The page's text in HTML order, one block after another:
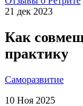
21 дек 2023
Как
практику
Саморазвитие
10 Ноя 2025